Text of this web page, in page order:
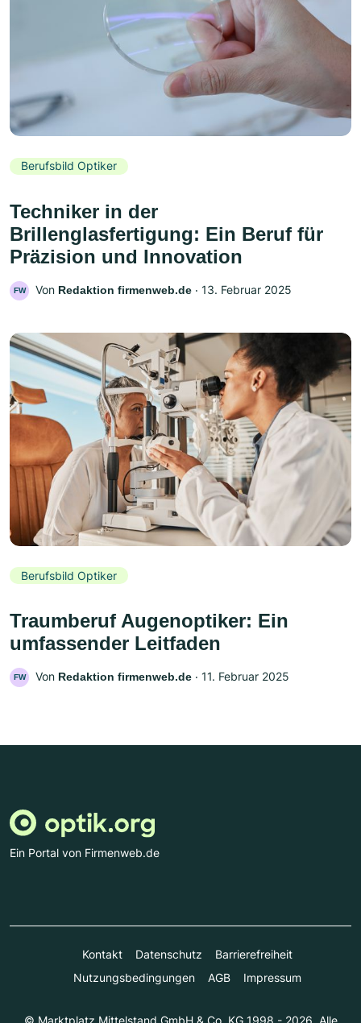
Berufsbild Optiker
Techniker in der
Brillenglasfertigung: Ein Beruf für
Präzision und Innovation
FW Von Redaktion firmenweb.de ‧ 13. Februar 2025
Berufsbild Optiker
Traumberuf Augenoptiker: Ein
umfassender Leitfaden
FW Von Redaktion firmenweb.de ‧ 11. Februar 2025
Ein Portal von Firmenweb.de
Kontakt Datenschutz
Barrierefreiheit
Nutzungsbedingungen
AGB Impressum